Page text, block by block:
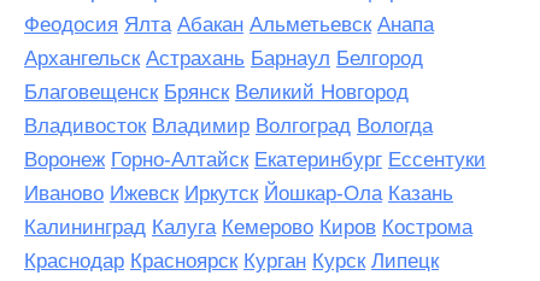
Феодосия Ялта Абакан Альметьевск Анапа
Архангельск Астрахань Барнаул Белгород
Благовещенск Брянск Великий Новгород
Владивосток Владимир Волгоград Вологда
Воронеж Горно-Алтайск Екатеринбург Ессентуки
Иваново Ижевск Иркутск Йошкар-Ола Казань
Калининград Калуга Кемерово Киров Кострома
Краснодар Красноярск Курган Курск Липецк